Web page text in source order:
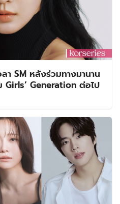
ลา SM หลังร่วมทางมานาน
Generation ต่อไป